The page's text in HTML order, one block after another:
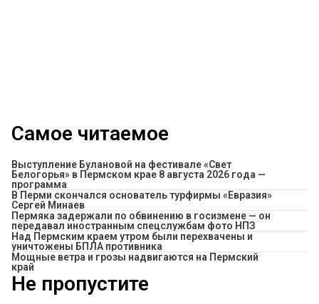
Самое читаемое
Выступление Булановой на фестивале «Свет
Белогорья» в Пермском крае 8 августа 2026 года —
программа
В Перми скончался основатель турфирмы «Евразия»
Сергей Минаев
Пермяка задержали по обвинению в госизмене — он
передавал иностранным спецслужбам фото НПЗ
Над Пермским краем утром были перехвачены и
уничтожены БПЛА противника
Мощные ветра и грозы надвигаются на Пермский
край
Не пропустите